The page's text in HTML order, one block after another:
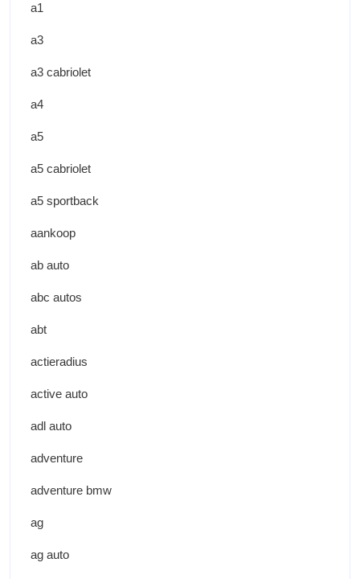
a1
a3
a3 cabriolet
a4
a5
a5 cabriolet
a5 sportback
aankoop
ab auto
abc autos
abt
actieradius
active auto
adl auto
adventure
adventure bmw
ag
ag auto